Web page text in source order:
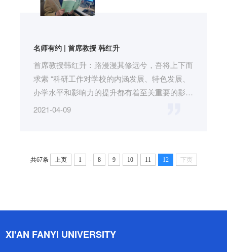
名师有约 | 首席教授 韩红升
首席教授韩红升：路漫漫其修远兮，吾将上下而
求索 “科研工作对学校的内涵发展、特色发展、
办学水平和影响力的提升都有着至关重要的影
响”。因此，“每一个西译人...
2021-04-09
共67条 上页 1 8 9 10 11 12 下页
XI'AN FANYI UNIVERSITY